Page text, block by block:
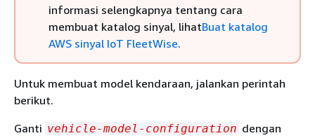
informasi selengkapnya tentang cara
membuat katalog sinyal, lihatBuat katalog
AWS sinyal IoT FleetWise.
Untuk membuat model kendaraan, jalankan perintah
berikut.
Ganti vehicle-model-configuration dengan